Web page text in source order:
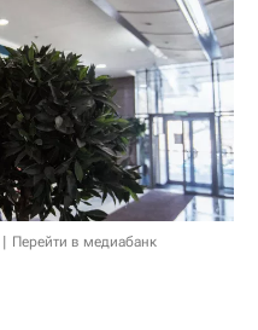
Перейти в медиабанк